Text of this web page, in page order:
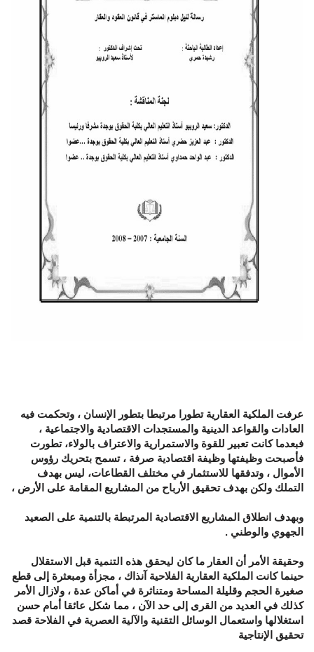
عرفت الملكية العقارية تطورا مرتبطا بتطور الإنسان ، وتحكمت فيه
العادات والقواعد الدينية والمستجدات الاقتصادية والاجتماعية ،
فبعدما كانت تعبير للقوة والاستمرارية والاعتراف بالولاء، تطورت
فأصبحت وظيفتها وظيفة اقتصادية صرفة ، تسمح بتحريك رؤوس
الأموال ، وتدفقها للاستثمار في مختلف القطاعات، ليس بهدف
التملك ولكن بهدف تحقيق الأرباح من المشاريع المقامة على الأرض ،
وبهدف انطلاق المشاريع الاقتصادية المرتبطة بالتنمية على الصعيد
الجهوي والوطني .
وحقيقة الأمر أن العقار ما كان ليحقق هذه التنمية قبل الاستقلال
حينما كانت الملكية العقارية الفلاحية آنذاك ، مجزأة ومبعثرة إلى قطع
صغيرة الحجم وقليلة المساحة ومتناثرة في أماكن عدة ، ولازال الأمر
كذلك في العديد من القرى إلى حد الآن ، مما شكل عائقا أمام حسن
استغلالها واستعمال الوسائل التقنية والآلية العصرية في الفلاحة قصد
تحقيق الإنتاجية